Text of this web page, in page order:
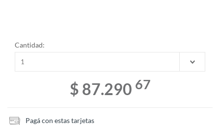
Cantidad:
$ 87.290 67
Pagá con estas tarjetas